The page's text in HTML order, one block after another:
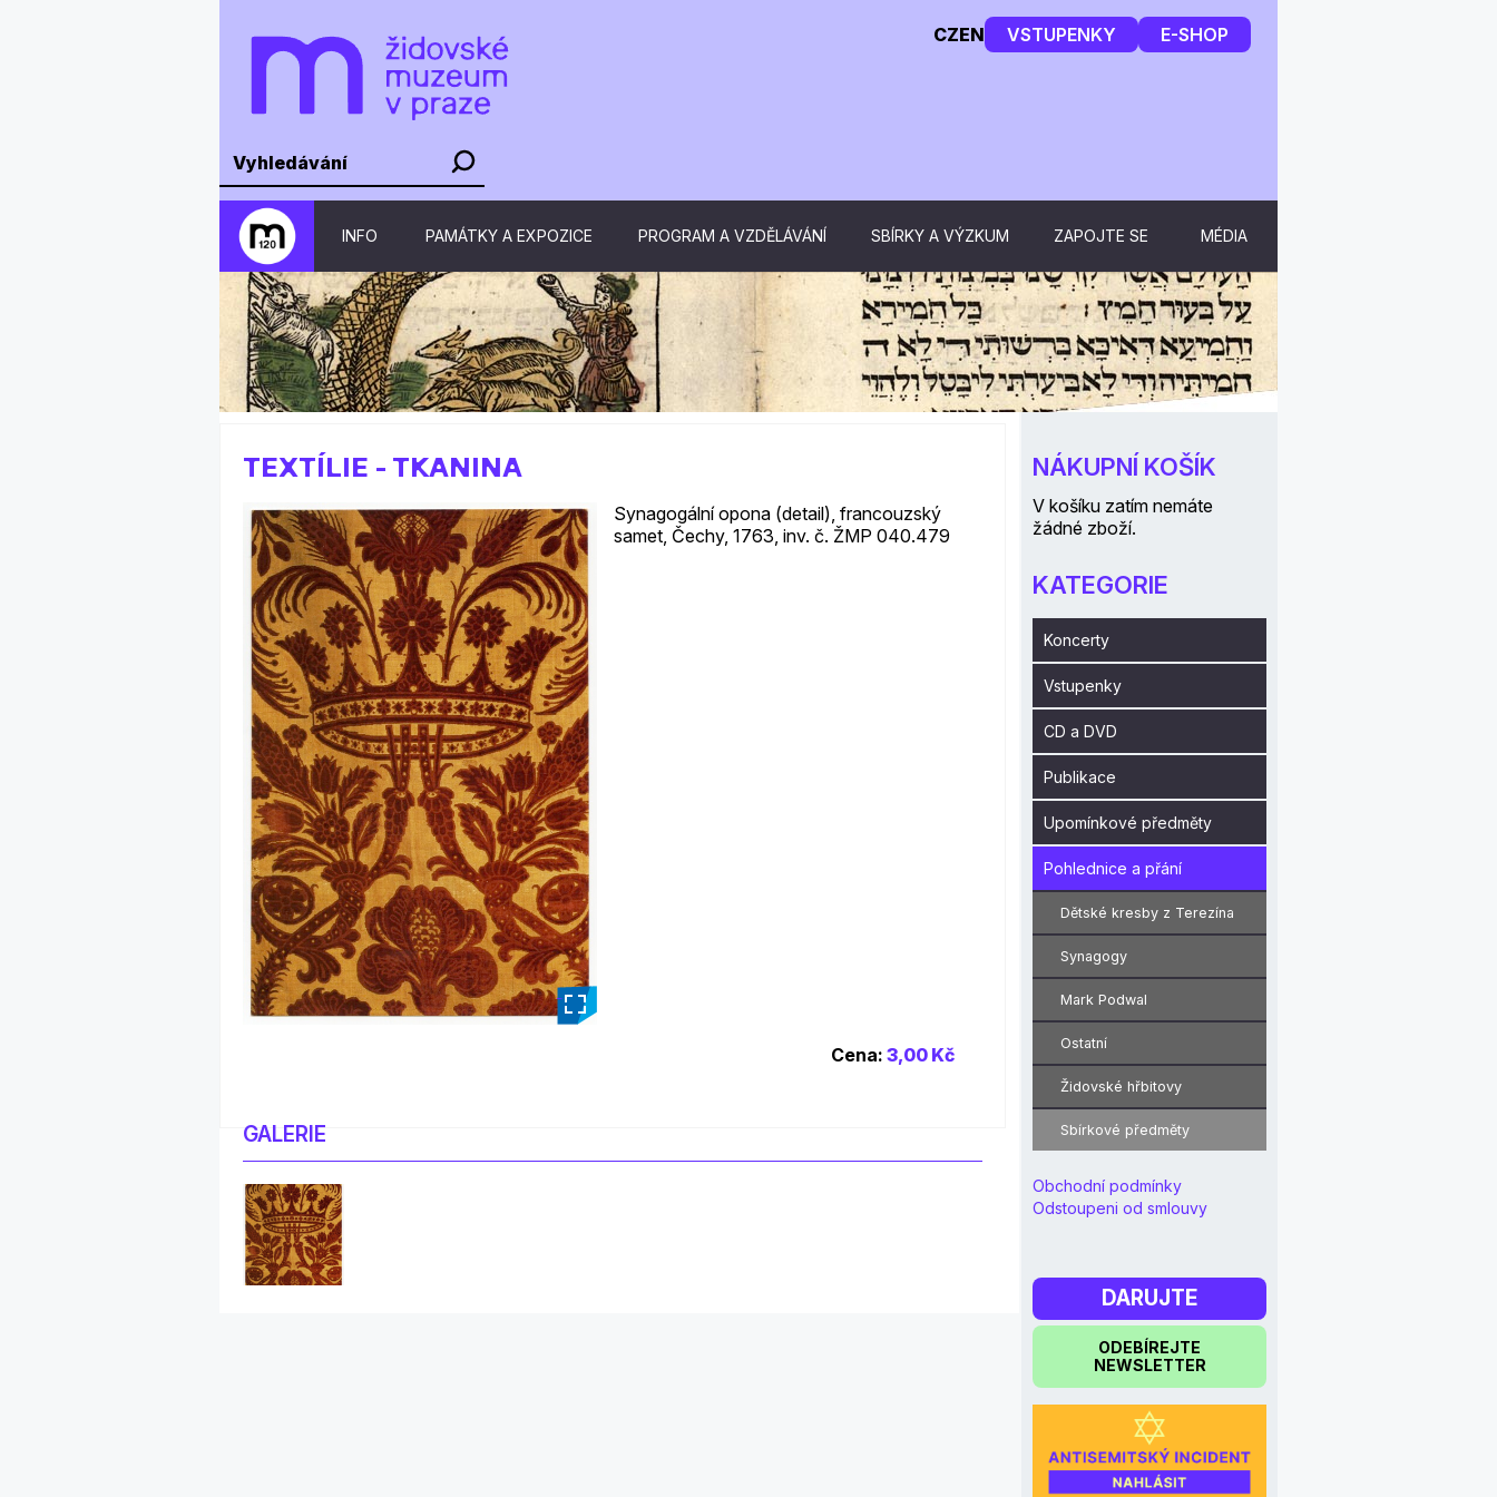
CZEN VSTUPENKY E-SHOP
INFO PAMÁTKY A EXPOZICE PROGRAM A VZDĚLÁVÁNÍ SBÍRKY A VÝZKUM ZAPOJTE SE MÉDIA
TEXTÍLIE - TKANINA
Synagogální opona (detail), francouzský
samet, Čechy, 1763, inv. č. ŽMP 040.479
Cena: 3,00 Kč
GALERIE
NÁKUPNÍ KOŠÍK
V košíku zatím nemáte
žádné zboží.
KATEGORIE
Koncerty
Vstupenky
CD a DVD
Publikace
Upomínkové předměty
Pohlednice a přání
Dětské kresby z Terezína
Synagogy
Mark Podwal
Ostatní
Židovské hřbitovy
Sbírkové předměty
Obchodní podmínky
Odstoupeni od smlouvy
DARUJTE
ODEBÍREJTE
NEWSLETTER